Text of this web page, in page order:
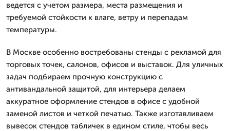
ведется с учетом размера, места размещения и
требуемой стойкости к влаге, ветру и перепадам
температуры.
В Москве особенно востребованы стенды с рекламой для
торговых точек, салонов, офисов и выставок. Для уличных
задач подбираем прочную конструкцию с
антивандальной защитой, для интерьера делаем
аккуратное оформление стендов в офисе с удобной
заменой листов и четкой печатью. Также изготавливаем
вывесок стендов табличек в едином стиле, чтобы весь